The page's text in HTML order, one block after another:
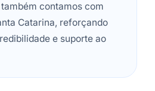
contamos com
Catarina, reforçando
e suporte ao